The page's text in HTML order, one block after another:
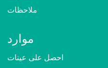
ملاحظات
موارد
احصل على عينات